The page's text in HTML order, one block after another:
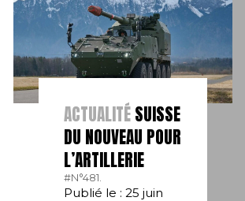
ACTUALITÉSUISSE
DU NOUVEAU POUR
L’ARTILLERIE
#N°481.
Publié le : 25 juin